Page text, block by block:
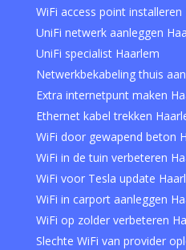
WiFi access point installeren
UniFi netwerk aanleggen
UniFi specialist Haarlem
Netwerkbekabeling thuis
Extra internetpunt maken
Ethernet kabel trekken
WiFi door gewapend beton
WiFi in de tuin verbeteren
WiFi voor Tesla update
WiFi in carport aanleggen
WiFi op zolder verbeteren
Slechte WiFi van provider